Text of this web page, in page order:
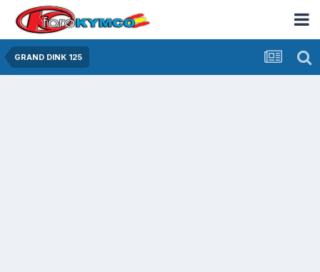
GRAND DINK 125